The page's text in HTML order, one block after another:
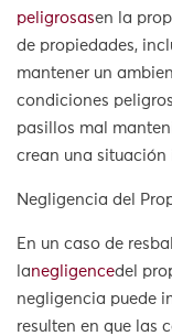
peligrosasen la
de propiedades,
mantener un
condiciones
pasillos mal
crean una situación
Negligencia del
En un caso de
lanegligencedel
negligencia puede
resulten en que las